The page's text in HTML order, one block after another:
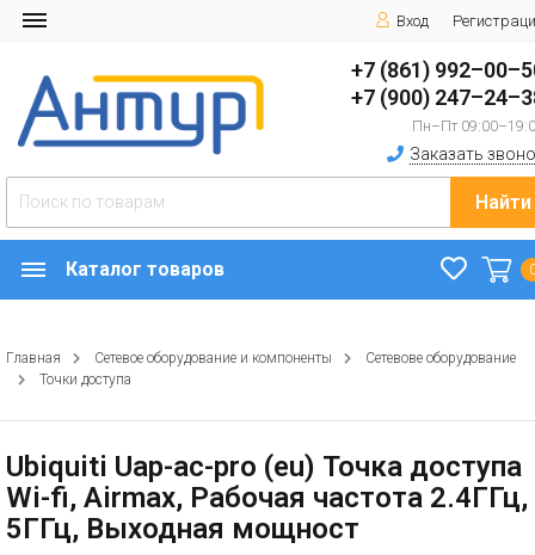
Вход
+7 (861)
+7 (900)
Пн–Пт
Заказать
Найти
Каталог товаров
Главная Сетевое оборудование и компоненты
Сетевове оборудование
Точки доступа
Ubiquiti Uap-ac-pro (eu) Точка доступа
Wi-fi, Airmax, Рабочая частота 2.4ГГц,
5ГГц, Выходная мощност